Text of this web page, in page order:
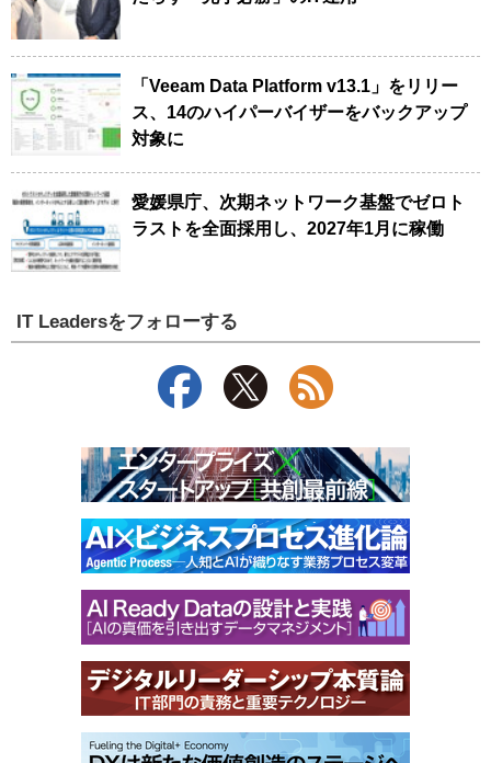
「Veeam Data Platform v13.1」をリリー
ス、14のハイパーバイザーをバックアップ
対象に
愛媛県庁、次期ネットワーク基盤でゼロト
ラストを全面採用し、2027年1月に稼働
IT Leadersをフォローする